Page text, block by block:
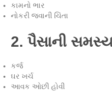
કામનો ભાર
નોકરી જવાની ચિંતા
2. પૈસાની
કર્જ
ઘર ખર્ચ
આવક ઓછી હોવી